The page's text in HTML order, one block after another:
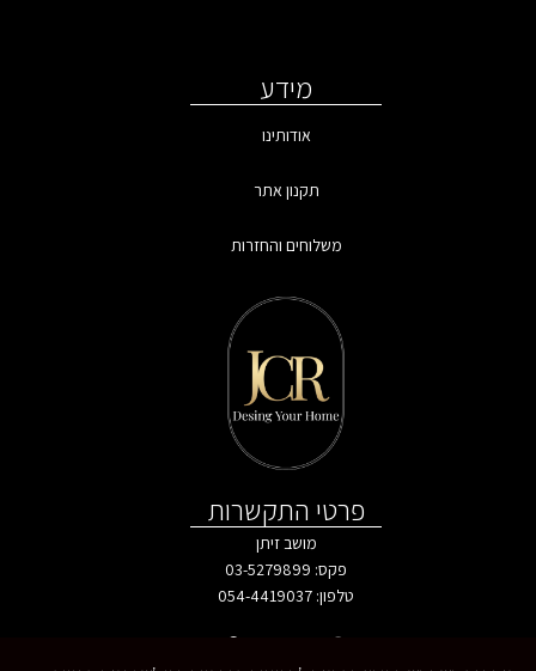
מידע
אודותינו
תקנון אתר
משלוחים והחזרות
פרטי התקשרות
מושב זיתן
פקס: 03-5279899
טלפון: 054-4419037